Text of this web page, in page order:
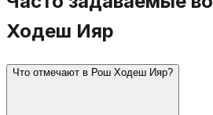
Ходеш Ияр
Что отмечают в Рош Ходеш Ияр?